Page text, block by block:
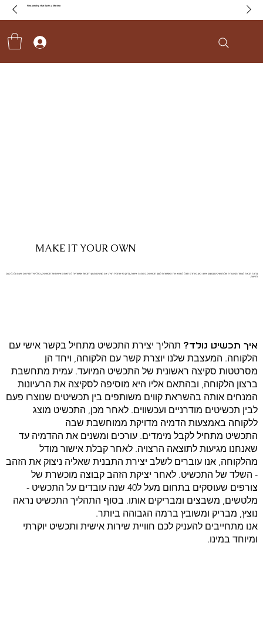
Fine jewelry that lasts a lifetime
MAKE IT YOUR OWN
ברוכה הבאה לעמוד הקטגוריה של תכשיטים בעיצוב אישי. כאן באתרנו תוכלי למצוא את האפשרות לעצב תכשיטים בהזמנה אישית, בדיוק כפי שתמיד רצית. אנו מציעים מגוון רחב של אפשרויות להתאמה אישית של תכשיטים, כולל יצירת פריטים שיענו על כל טעם
ודרישה.
איך תכשיט נולד? תהליך יצירת התכשיט מתחיל בקשר אישי עם
הלקוחה. המעצבת שלנו יוצרת קשר עם הלקוחה, ויחד הן
מסרטטות סקיצה ראשונית של התכשיט המיועד. עמית מתחשבת
ברצון הלקוחה, ובהתאם אליו היא מוסיפה לסקיצה את הרעיונות
המנחים אותה בהשראת קווים משותפים בין תכשיטים שנוצרו פעם
לבין תכשיטים מודרניים ועכשווים. לאחר מכן, התכשיט מוצג
ללקוחה באמצעות הדמיה מדויקת ממוחשבת שבה
התכשיט מתחיל לקבל מימדים. עורכים ומשנים את ההדמיה עד
שאנחנו מגיעות לתוצאה הרצויה. לאחר קבלת אישור מודל
מהלקוחה, אנו עוברים לשלב יצירת התבנית שאליה ניצוק את הזהב
- השלד של התכשיט. לאחר יציקת הזהב קבוצה מוכשרת של
צורפים שעוסקים בתחום מעל ל40 שנה עובדים על התכשיט -
מלטשים, משבצים ומבריקים אותו. בסוף התהליך התכשיט נראה
נוצץ, מבריק ומשובץ ברמה הגבוהה ביותר.
אנו מתחייבים להעניק לכם חוויית שירות אישית ותכשיט יוקרתי
ומיוחד במינו.